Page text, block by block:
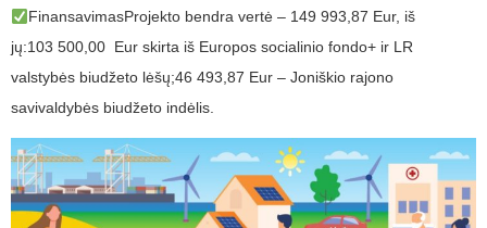
FinansavimasProjekto bendra vertė – 149 993,87 Eur, iš
jų:103 500,00 Eur skirta iš Europos socialinio fondo+ ir LR
valstybės biudžeto lėšų;46 493,87 Eur – Joniškio rajono
savivaldybės biudžeto indėlis.